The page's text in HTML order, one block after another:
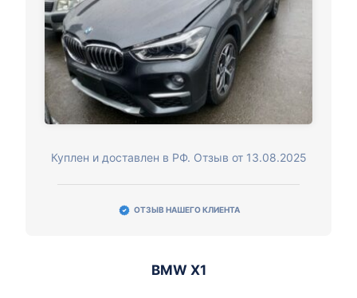
Куплен и доставлен в РФ. Отзыв от 13.08.2025
ОТЗЫВ НАШЕГО КЛИЕНТА
BMW X1